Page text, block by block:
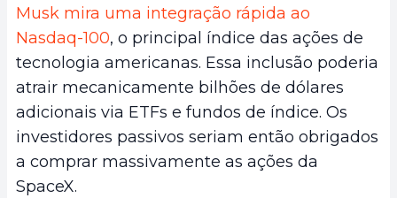
Musk mira uma integração rápida ao
Nasdaq-100, o principal índice das ações de
tecnologia americanas. Essa inclusão poderia
atrair mecanicamente bilhões de dólares
adicionais via ETFs e fundos de índice. Os
investidores passivos seriam então obrigados
a comprar massivamente as ações da
SpaceX.